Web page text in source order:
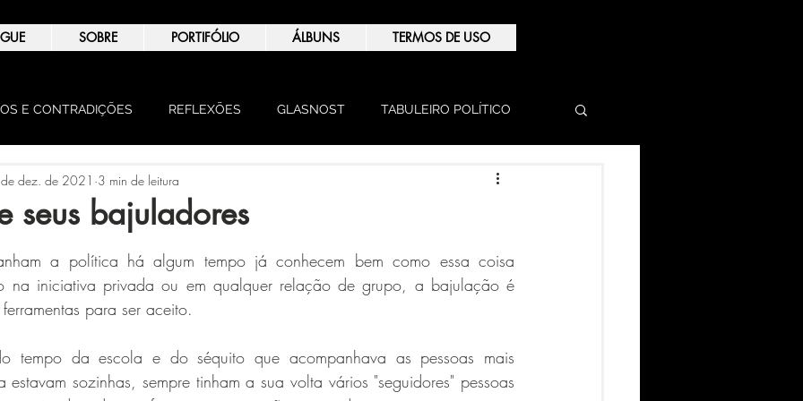
E CONTRADIÇÕES REFLEXÕES GLASNOST TABULEIRO POLÍTICO
seus bajuladores
dez. de 2021 3 min de leitura
5 estrelas.
a política há algum tempo já conhecem bem como essa coisa
na iniciativa privada ou em qualquer relação de grupo, a bajulação é
para ser aceito.
tempo da escola e do séquito que acompanhava as pessoas mais
estavam sozinhas, sempre tinham a sua volta vários "seguidores" pessoas
SOBRE PORTIFÓLIO ÁLBUNS TERMOS DE USO